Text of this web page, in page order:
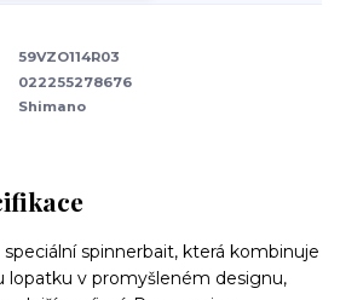
59VZO114R03
022255278676
Shimano
spinnerbait, která kombinuje
lopatku v promyšleném designu,